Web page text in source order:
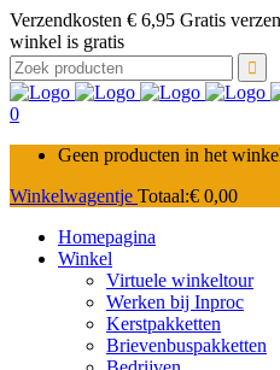
Verzendkosten € 6,95 Gratis
winkel is gratis
Zoek
naar:
0
Geen producten in het
Winkelwagentje Totaal:€ 0,00
Homepagina
Winkel
Virtuele winkeltour
Werken bij Inproc
Kerstpakketten
Brievenbuspakketten